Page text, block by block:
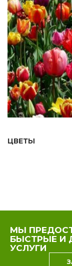
ЦВЕТЫ
МЫ
БЫСТРЫЕ И
УСЛУГИ